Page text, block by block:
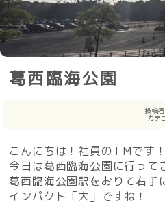
葛西臨海公園
投稿
カテ
こんにちは！社員のT.Mです！
今日は葛西臨海公園に行って
葛西臨海公園駅をおりて右手
インパクト「大」ですね！